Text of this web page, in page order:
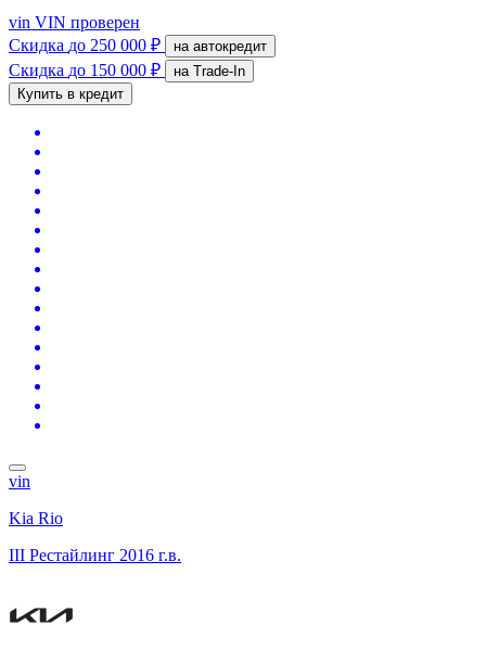
vin VIN проверен
Скидка до 250 000 ₽ на автокредит
Скидка до 150 000 ₽
на Trade-In
Купить в кредит
vin
Kia Rio
III Рестайлинг 2016 г.в.